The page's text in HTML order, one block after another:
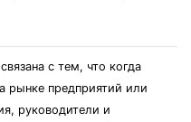
с тем, что когда
рынке предприятий или
руководители и